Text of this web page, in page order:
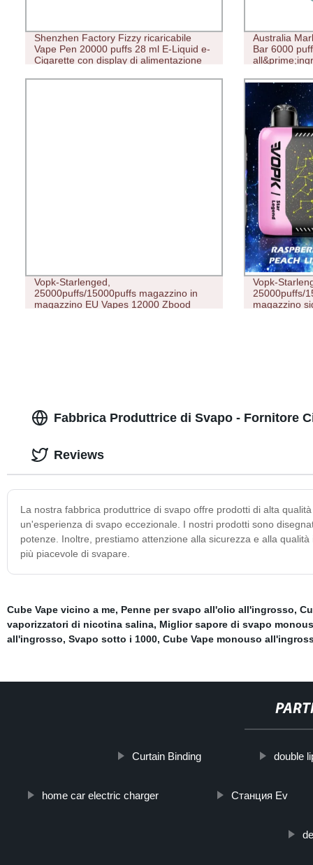
Shenzhen Factory Fizzy ricaricabile
Vape Pen 20000 puffs 28 ml E-Liquid e-
Cigarette con display di alimentazione
Australia
Bar 6000
Vopk-Starlenged,
25000puffs/15000puffs magazzino in
magazzino EU Vapes 12000 Zbood
Vopk-
25000puffs/
magazzino
Fabbrica Produttrice di Svapo - Fornitore
La nostra fabbrica produttrice di svapo offre prodotti di alta
un'esperienza di svapo eccezionale. I nostri prodotti sono
potenze. Inoltre, prestiamo attenzione alla sicurezza e alla
più piacevole di svapare.
Reviews
Cube Vape vicino a me, Penne per svapo all'olio all'ingrosso,
vaporizzatori di nicotina salina, Miglior sapore di svapo
all'ingrosso, Svapo sotto i 1000, Cube Vape monouso
Curtain Binding double
home car electric charger Станция Ev